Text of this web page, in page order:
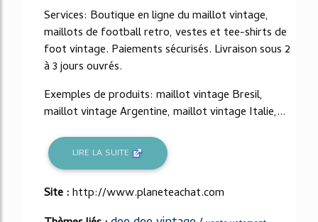
Services: Boutique en ligne du maillot vintage,
maillots de football retro, vestes et tee-shirts de
foot vintage. Paiements sécurisés. Livraison sous 2
à 3 jours ouvrés.
Exemples de produits: maillot vintage Bresil,
maillot vintage Argentine, maillot vintage Italie,...
LIRE LA SUITE
Site :http://www.planeteachat.com